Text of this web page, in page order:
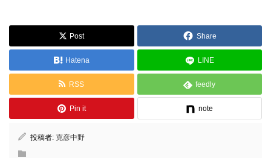
Post Share
Hatena LINE
RSS feedly
Pin it note
投稿者: 克彦中野